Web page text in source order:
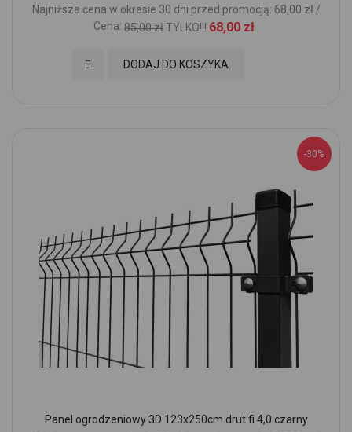
Najniższa cena w okresie 30 dni przed promocją: 68,00 zł /
Cena: 85,00 złTYLKO!!! 68,00 zł
DODAJ DO KOSZYKA
Dodaj do Ulubionych
-30%
Panel ogrodzeniowy 3D 123x250cm drut fi 4,0 czarny